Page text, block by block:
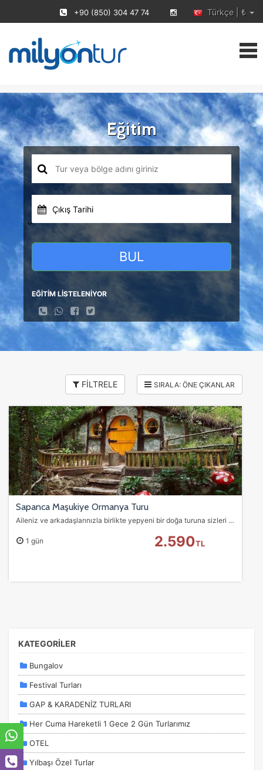
+90 (850) 304 47 74 Türkçe | ₺
Eğitim
Çıkış Tarihi
BUL
EĞİTİM LİSTELENİYOR
FİLTRELE
Sapanca Maşukiye Ormanya Turu
Aileniz ve arkadaşlarınızla birlikte yepyeni bir doğa turuna sizleri bekliyoruz.. Göl havasını ve Orman dokusunu ailenizle birlikte iliklerinize kadar işleyecek…
1 gün 2.590TL
KATEGORİLER
Bungalov
Festival Turları
GAP & KARADENİZ TURLARI
Her Cuma Hareketli 1 Gece 2 Gün Turlarımız
OTEL
Yılbaşı Özel Turlar